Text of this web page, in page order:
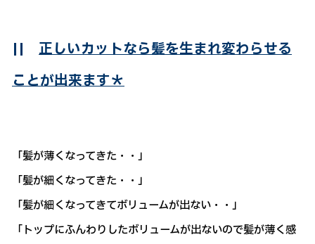
|| 正しいカットなら髪を生まれ変わらせる
ことが出来ます＊
「髪が薄くなってきた・・」
「髪が細くなってきた・・」
「髪が細くなってきてボリュームが出ない・・」
「トップにふんわりしたボリュームが出ないので髪が薄く感